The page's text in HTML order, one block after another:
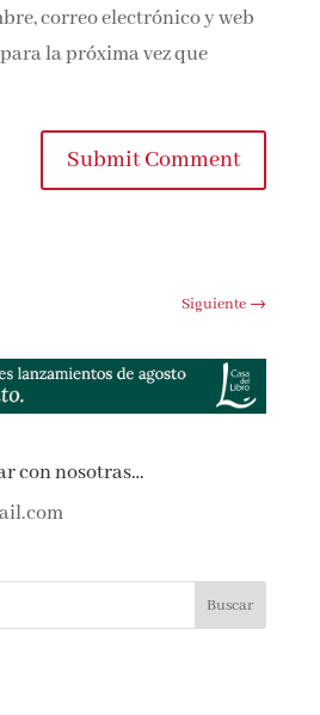
correo electrónico y web
la próxima vez que
Submit Comment
Siguiente →
con nosotras…